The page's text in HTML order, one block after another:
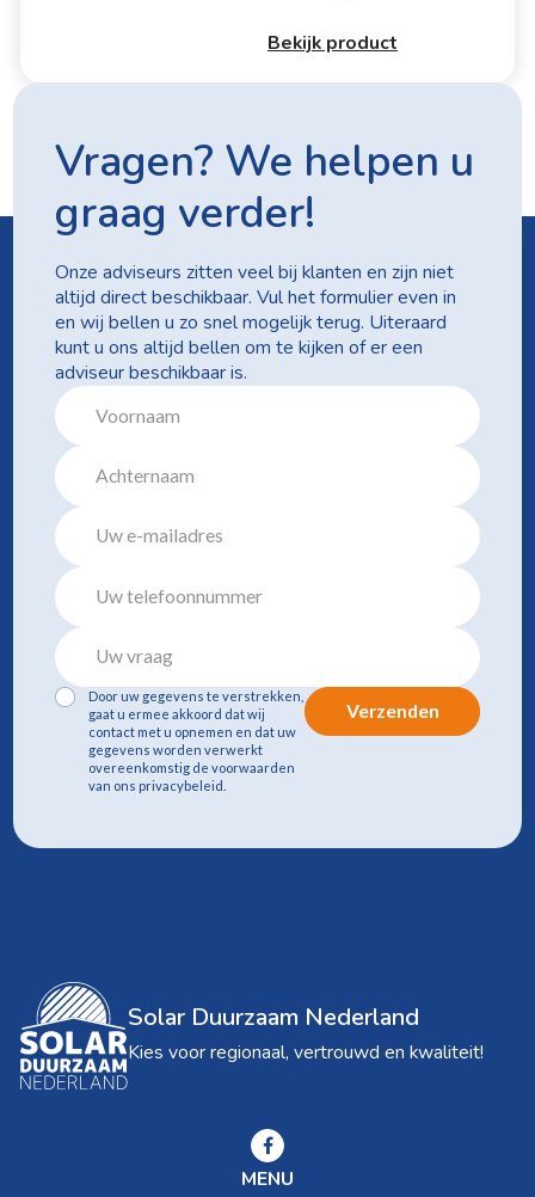
Bekijk product
Vragen? We helpen u
graag verder!
Onze adviseurs zitten veel bij klanten en zijn niet
altijd direct beschikbaar. Vul het formulier even in
en wij bellen u zo snel mogelijk terug. Uiteraard
kunt u ons altijd bellen om te kijken of er een
adviseur beschikbaar is.
Door uw gegevens te verstrekken,
gaat u ermee akkoord dat wij
contact met u opnemen en dat uw
gegevens worden verwerkt
overeenkomstig de voorwaarden
van ons privacybeleid.
Verzenden
Solar Duurzaam Nederland
Kies voor regionaal, vertrouwd en kwaliteit!
MENU